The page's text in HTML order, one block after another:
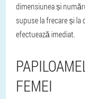
dimensiunea și
supuse la frecare și
efectuează imediat.
FEMEI